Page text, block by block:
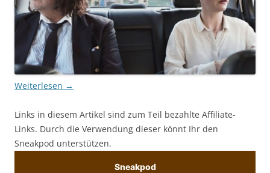
Weiterlesen →
Links in diesem Artikel sind zum Teil bezahlte Affiliate-
Links. Durch die Verwendung dieser könnt Ihr den
Sneakpod unterstützen.